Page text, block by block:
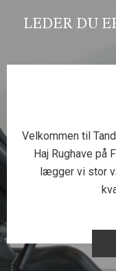
LEDER DU
Velkommen til
Haj Rughave på
lægger vi stor